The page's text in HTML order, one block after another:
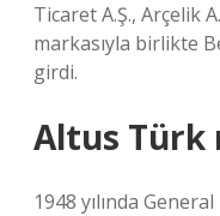
Ticaret A.Ş., Arçelik
markasıyla birlikte
girdi.
Altus Türk
1948 yılında